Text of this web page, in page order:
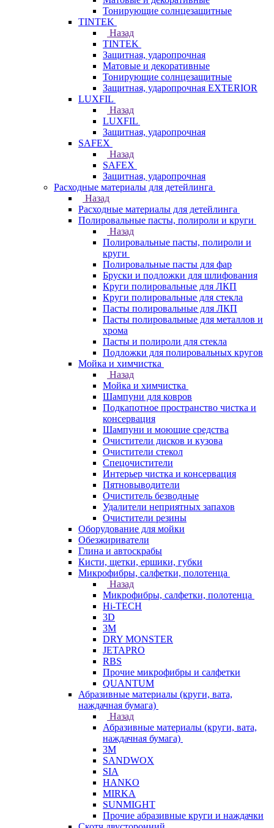
Тонирующие солнцезащитные
TINTEK
Назад
TINTEK
Защитная, ударопрочная
Матовые и декоративные
Тонирующие солнцезащитные
Защитная, ударопрочная EXTERIOR
LUXFIL
Назад
LUXFIL
Защитная, ударопрочная
SAFEX
Назад
SAFEX
Защитная, ударопрочная
Расходные материалы для детейлинга
Назад
Расходные материалы для детейлинга
Полировальные пасты, полироли и круги
Назад
Полировальные пасты, полироли и
круги
Полировальные пасты для фар
Бруски и подложки для шлифования
Круги полировальные для ЛКП
Круги полировальные для стекла
Пасты полировальные для ЛКП
Пасты полировальные для металлов и
хрома
Пасты и полироли для стекла
Подложки для полировальных кругов
Мойка и химчистка
Назад
Мойка и химчистка
Шампуни для ковров
Подкапотное пространство чистка и
консервация
Шампуни и моющие средства
Очистители дисков и кузова
Очистители стекол
Спецочистители
Интерьер чистка и консервация
Пятновыводители
Очиститель безводные
Удалители неприятных запахов
Очистители резины
Оборудование для мойки
Обезжириватели
Глина и автоскрабы
Кисти, щетки, ершики, губки
Микрофибры, салфетки, полотенца
Назад
Микрофибры, салфетки, полотенца
Hi-TECH
3D
3М
DRY MONSTER
JETAPRO
RBS
Прочие микрофибры и салфетки
QUANTUM
Абразивные материалы (круги, вата,
наждачная бумага)
Назад
Абразивные материалы (круги, вата,
наждачная бумага)
3М
SANDWOX
SIA
HANKO
MIRKA
SUNMIGHT
Прочие абразивные круги и наждачки